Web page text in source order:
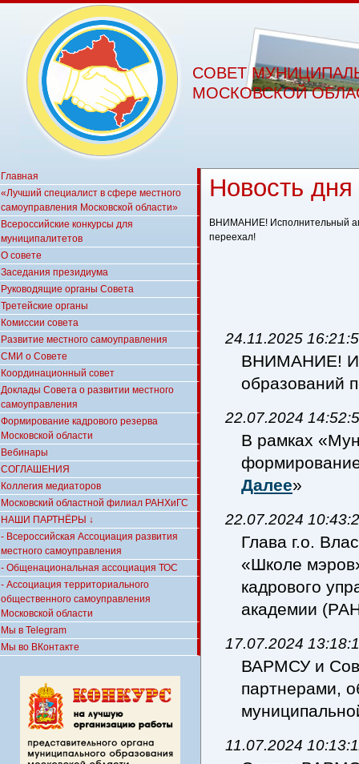
СОВЕТ
МОСКОВСКОЙ
Новость дня
ВНИМАНИЕ! Исполнительный
переехал!
24.11.2025
ВНИМАНИЕ!
22.07.2024
В рамках
Далее»
22.07.2024
Глава г.о.
«Школе
кадрового
академии
17.07.2024
ВАРМСУ и
партнерами,
11.07.2024
Главная
«Лучший специалист в сфере местного
самоуправления Московской области»
Всероссийские конкурсы для
муниципалитетов
О совете
Заседания президиума
Руководящие органы Совета
Третейские органы
Комиссии совета
Развитие местного самоуправления
СМИ о Совете
Координационный совет
Доклады Совета о развитии местного
самоуправления
Формирование кадрового резерва
Московской области
Вебинары
СОГЛАШЕНИЯ
Коллегия медиаторов
Московский областной филиал РАНХиГС
НАШИ ПАРТНЁРЫ ↓
- Всероссийская Ассоциация развития
местного самоуправления
- Общенациональная ассоциация ТОС
- Ассоциация территориального
общественного самоуправления
Московской области
Мы в Telegram
Мы во ВКонтакте